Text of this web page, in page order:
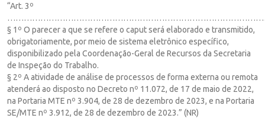
“Art. 3º
§ 1º O parecer a que se refere o caput será elaborado e transmitido,
obrigatoriamente, por meio de sistema eletrônico específico,
disponibilizado pela Coordenação-Geral de Recursos da Secretaria
de Inspeção do Trabalho.
§ 2º A atividade de análise de processos de forma externa ou remota
atenderá ao disposto no Decreto nº 11.072, de 17 de maio de 2022,
na Portaria MTE nº 3.904, de 28 de dezembro de 2023, e na Portaria
SE/MTE nº 3.912, de 28 de dezembro de 2023.” (NR)